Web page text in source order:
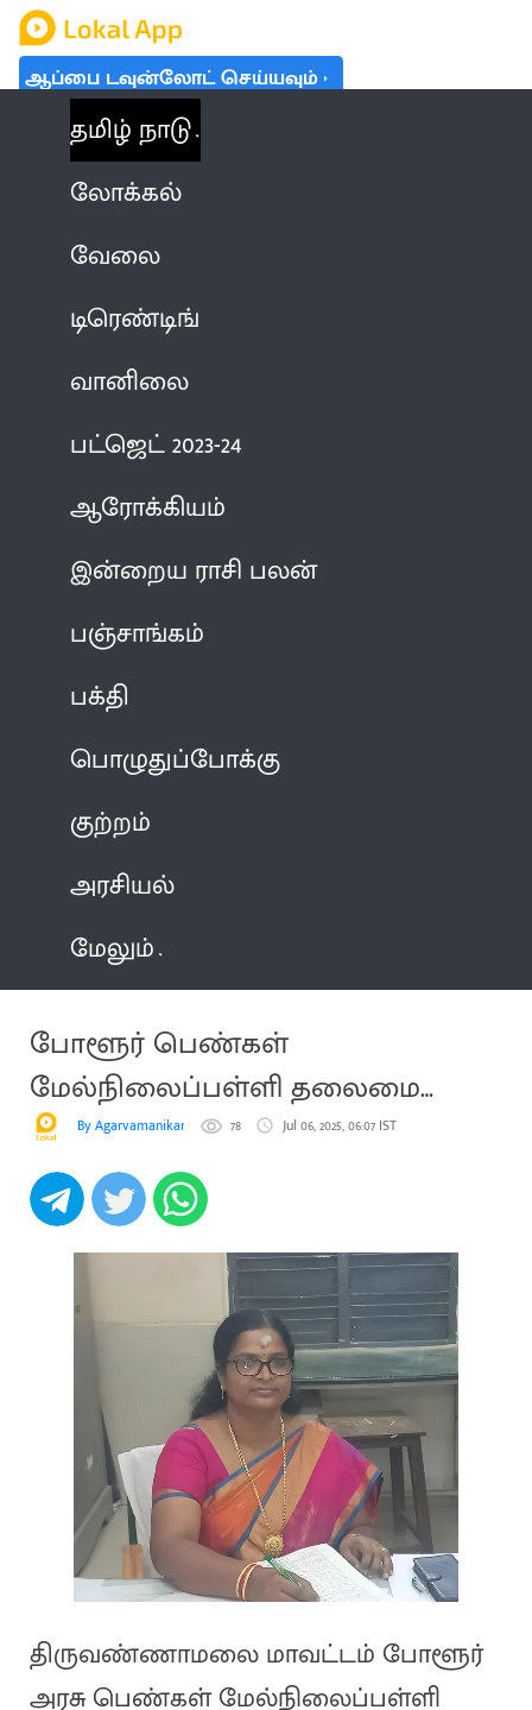
ஆப்பை டவுன்லோட் செய்யவும்
தமிழ் நாடு
லோக்கல்
வேலை
டிரெண்டிங்
வானிலை
பட்ஜெட் 2023-24
ஆரோக்கியம்
இன்றைய ராசி பலன்
பஞ்சாங்கம்
பக்தி
பொழுதுப்போக்கு
குற்றம்
அரசியல்
மேலும்
போளூர் பெண்கள்
மேல்நிலைப்பள்ளி தலைமை
ஆசிரியர் பொறுப்பேற்பு
By Agarvamanikam 78 Jul 06, 2025, 06:07 IST
திருவண்ணாமலை மாவட்டம் போளூர்
அரசு பெண்கள் மேல்நிலைப்பள்ளி